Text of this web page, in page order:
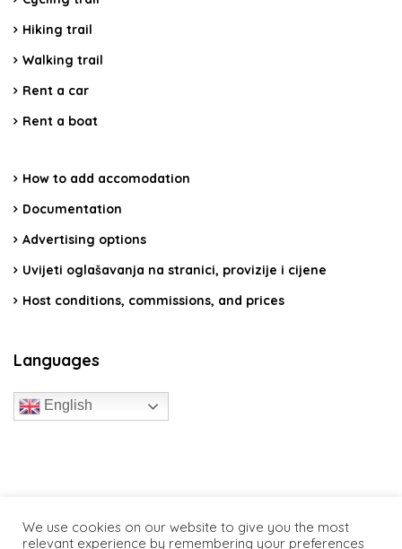
Hiking trail
Walking trail
Rent a car
Rent a boat
How to add accomodation
Documentation
Advertising options
Uvijeti oglašavanja na stranici, provizije i cijene
Host conditions, commissions, and prices
Languages
English
We use cookies on our website to give you the most
relevant experience by remembering your preferences